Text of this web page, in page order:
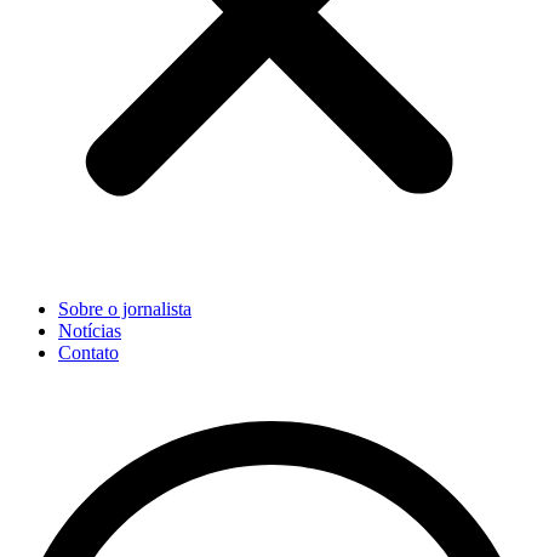
Sobre o jornalista
Notícias
Contato